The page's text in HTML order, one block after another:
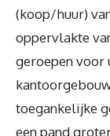
(koop/huur)
oppervlakte
geroepen voor
toegankelijke
een pand